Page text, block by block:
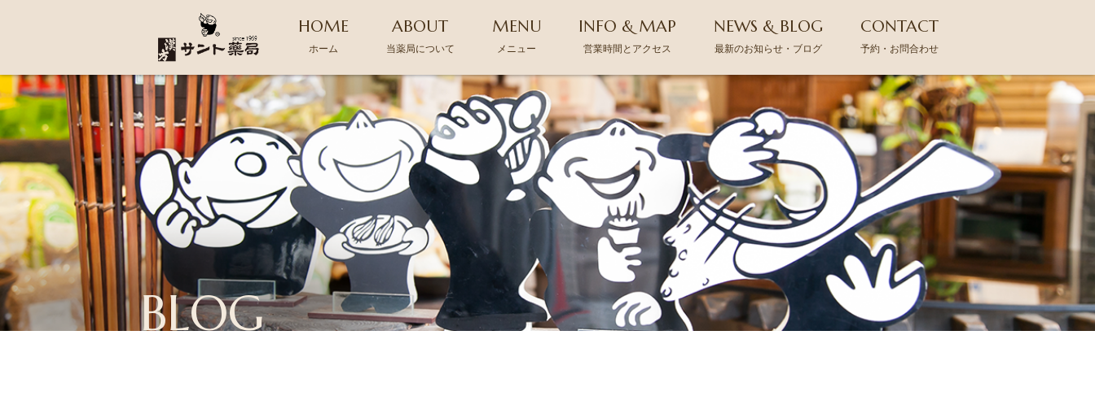
HOME
ホーム
ABOUT
当薬局について
MENU
メニュー
INFO & MAP
営業時間とアクセス
NEWS & BLOG
最新のお知らせ・ブログ
CONTACT
予約・お問合わせ
BLOG